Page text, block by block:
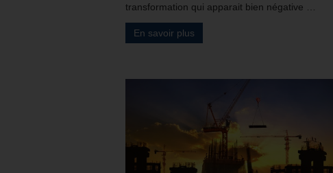
transformation qui apparait bien négative …
En savoir plus